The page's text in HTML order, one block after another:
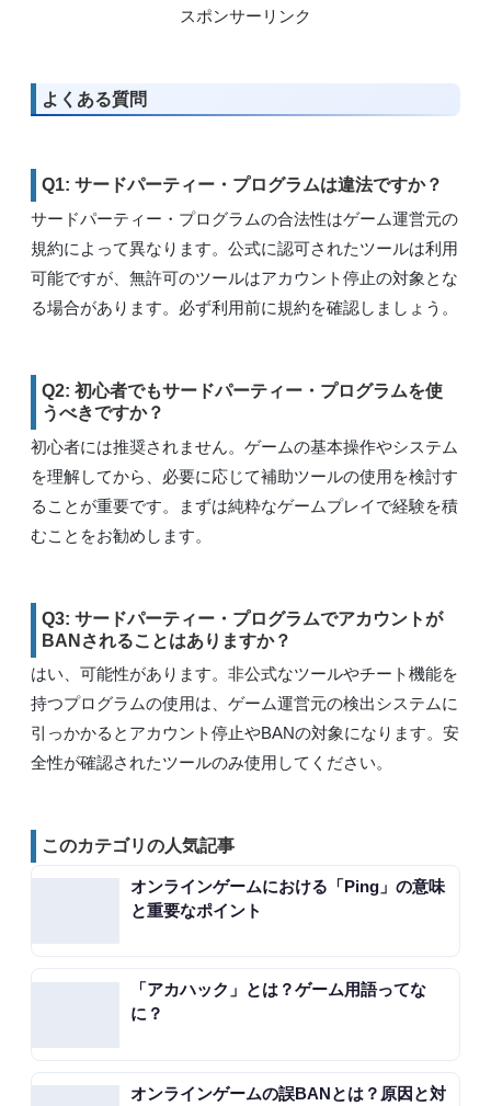
スポンサーリンク
よくある質問
Q1: サードパーティー・プログラムは違法ですか？
サードパーティー・プログラムの合法性はゲーム運営元の
規約によって異なります。公式に認可されたツールは利用
可能ですが、無許可のツールはアカウント停止の対象とな
る場合があります。必ず利用前に規約を確認しましょう。
Q2: 初心者でもサードパーティー・プログラムを使
うべきですか？
初心者には推奨されません。ゲームの基本操作やシステム
を理解してから、必要に応じて補助ツールの使用を検討す
ることが重要です。まずは純粋なゲームプレイで経験を積
むことをお勧めします。
Q3: サードパーティー・プログラムでアカウントが
BANされることはありますか？
はい、可能性があります。非公式なツールやチート機能を
持つプログラムの使用は、ゲーム運営元の検出システムに
引っかかるとアカウント停止やBANの対象になります。安
全性が確認されたツールのみ使用してください。
このカテゴリの人気記事
オンラインゲームにおける「Ping」の意味
と重要なポイント
「アカハック」とは？ゲーム用語ってな
に？
オンラインゲームの誤BANとは？原因と対